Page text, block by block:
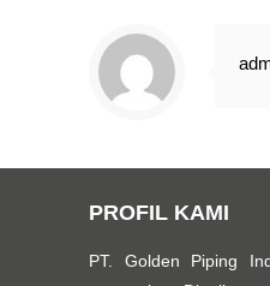
PROFIL KAMI
PT. Golden Piping